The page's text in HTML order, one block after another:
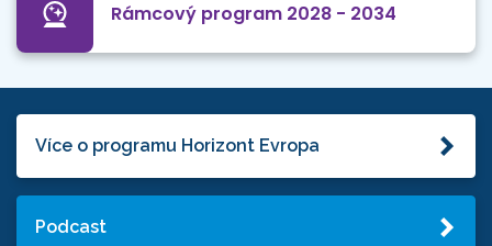
Rámcový program 2028 - 2034
Více o programu Horizont Evropa
Podcast